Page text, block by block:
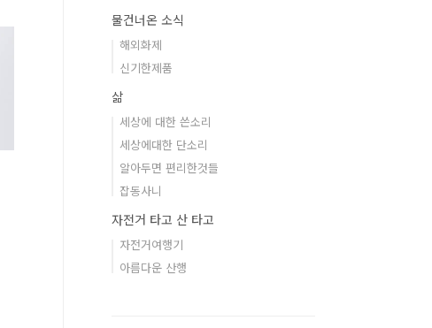
물건너온 소식
해외화제
신기한제품
삶
세상에 대한 쓴소리
세상에대한 단소리
알아두면 편리한것들
잡동사니
자전거 타고 산 타고
자전거여행기
아름다운 산행